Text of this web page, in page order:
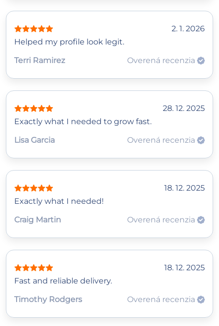
2. 1. 2026
Helped my profile look legit.
Terri Ramirez
Overená recenzia
28. 12. 2025
Exactly what I needed to grow fast.
Lisa Garcia
Overená recenzia
18. 12. 2025
Exactly what I needed!
Craig Martin
Overená recenzia
18. 12. 2025
Fast and reliable delivery.
Timothy Rodgers
Overená recenzia